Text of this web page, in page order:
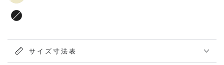
サイズ寸法表